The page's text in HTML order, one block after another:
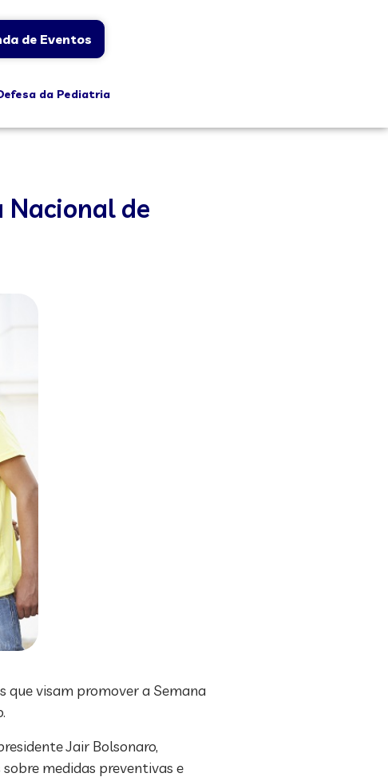
de Eventos
da Pediatria
Nacional de
que visam promover a Semana
Jair Bolsonaro,
medidas preventivas e